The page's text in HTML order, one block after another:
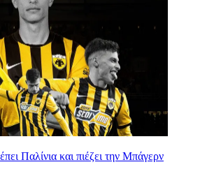
Παλίνια και πιέζει την Μπάγερν